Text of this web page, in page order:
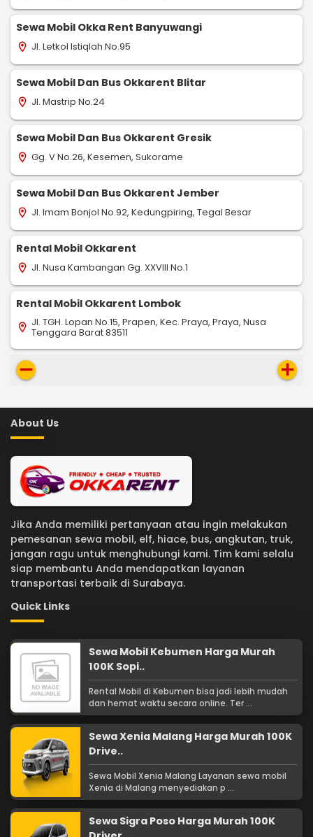
Sewa Mobil Okka Rent Banyuwangi
location_on Jl. Letkol Istiqlah No.95
Sewa Mobil Dan Bus Okkarent Blitar
location_on Jl. Mastrip No.24
Sewa Mobil Dan Bus Okkarent Gresik
location_on Gg. V No.26, Kesemen, Sukorame
Sewa Mobil Dan Bus Okkarent Jember
location_on Jl. Imam Bonjol No.92, Kedungpiring, Tegal Besar
Rental Mobil Okkarent
location_on Jl. Nusa Kambangan Gg. XXVIII No.1
Rental Mobil Okkarent Lombok
location_on Jl. TGH. Lopan No.15, Prapen, Kec. Praya, Praya, Nusa
Tenggara Barat 83511
remove add
About Us
Jika Anda memiliki pertanyaan atau ingin melakukan
pemesanan sewa mobil, elf, hiace, bus, angkutan, truk,
jangan ragu untuk menghubungi kami. Tim kami selalu
siap membantu Anda mendapatkan layanan
transportasi terbaik di Surabaya.
Quick Links
Sewa Mobil Kebumen Harga Murah
100K Sopi..
Rental Mobil di Kebumen bisa jadi lebih mudah
dan hemat waktu secara online. Ter ...
Sewa Xenia Malang Harga Murah 100K
Drive..
Sewa Mobil Xenia Malang Layanan sewa mobil
Xenia di Malang menyediakan p ...
Sewa Sigra Poso Harga Murah 100K